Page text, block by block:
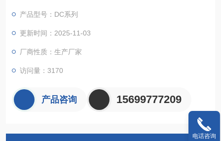
产品型号：DC系列
更新时间：2025-11-03
厂商性质：生产厂家
访问量：3170
产品咨询 15699777209
电话咨询